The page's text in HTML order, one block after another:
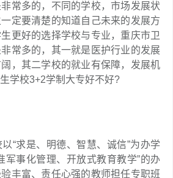
多的，不同的学校，市场发展状
定要清楚的知道自己未来的发展方
更好的选择学校与专业，重庆市卫
常多的，其一就是医护行业的发展
，其二学校的就业有保障，发展机
学校3+2学制大专好不好?
求是、明德、智慧、诚信”为办学
军事化管理、开放式教育教学”的办
丰富、责任心强的教师担任专职班